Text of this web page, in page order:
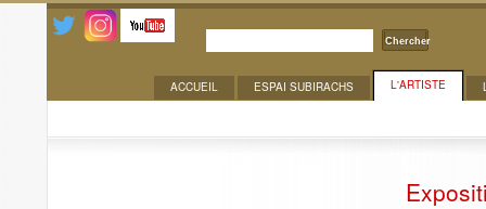
Chercher
L'ARTISTE
ESPAI SUBIRACHS
ACCUEIL